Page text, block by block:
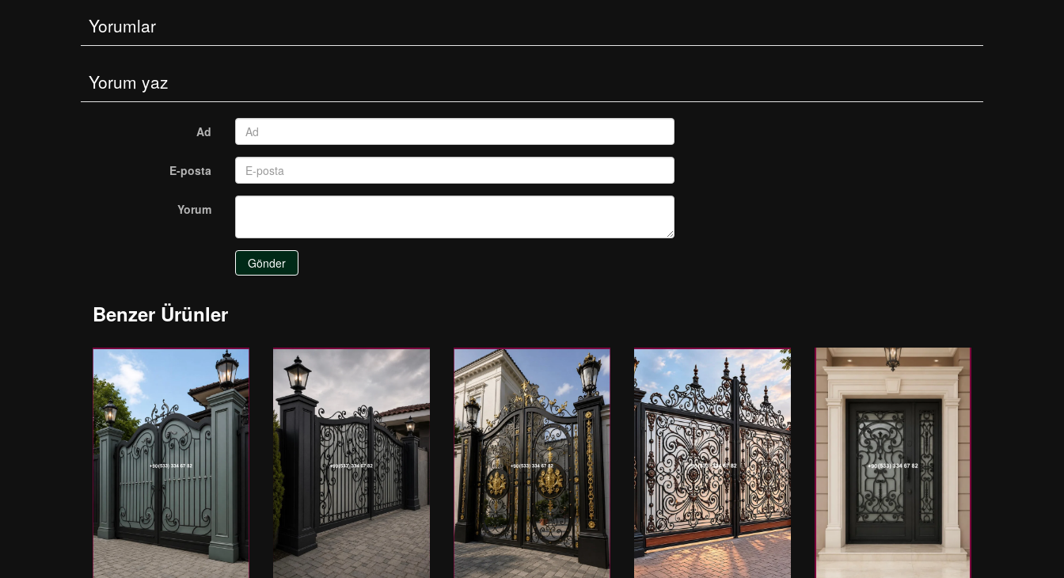
Yorumlar
Yorum yaz
Ad
E-posta
Yorum
Gönder
Benzer Ürünler